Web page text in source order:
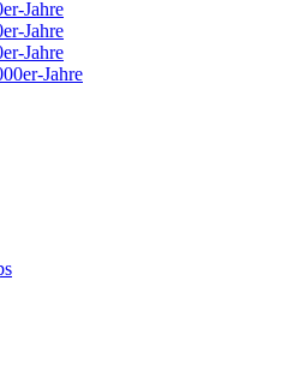
Jahre
Jahre
Jahre
Jahre